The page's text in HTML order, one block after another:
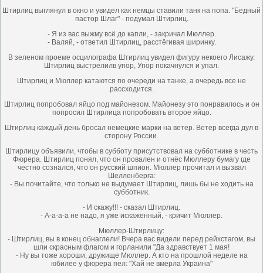
Штирлиц выглянул в окно и увидел как немцы ставили танк на попа. "Бедный
пастор Шлаг" - подумал Штирлиц.
- Я из вас выжму всё до капли, - закричал Мюллер.
- Валяй, - ответил Штирлиц, расстёгивая ширинку.
В зеленом проеме осцилографа Штирлиц увидел фигуру некоего Лисажу.
Штирлиц выстрелилв упор, Упор покачнулся и упал.
Штирлиц и Мюллер катаются по очереди на танке, а очередь все не
рассходится.
Штирлиц попробовал яйцо под майонезом. Майонезу это понравилось и он
попросил Штирлица попробовать второе яйцо.
Штирлиц каждый день бросал немецкие марки на ветер. Ветер всегда дул в
сторону России.
Штирлицу объявили, чтобы в субботу присутствовал на субботнике в честь
Фюрера. Штирлиц понял, что он провален и отнёс Мюллеру бумагу где
честно сознался, что он русский шпион. Мюллер прочитал и вызвал
Шелленберга:
- Вы почитайте, что только не выдумает Штирлиц, лишь бы не ходить на
субботник.
- И скажу!!! - сказал Штирлиц.
- А-а-а-а не надо, я уже искаженный, - кричит Мюллер.
Мюллер-Штирлицу:
- Штирлиц, вы в конец обнаглели! Вчера вас видели перед рейхстагом, вы
шли скрасным флагом и горланили "Да здравствует 1 мая!
- Ну вы тоже хороши, дружище Мюллер. А кто на прошлой неделе на
юбилее у фюрера пел: "Хай не вмерла Украина"